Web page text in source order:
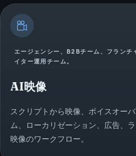
エージェンシー、B2Bチーム、フランチ
イター運用チーム。
AI映像
スクリプトから映像、ボイスオー
ム、ローカリゼーション、広告、
映像のワークフロー。